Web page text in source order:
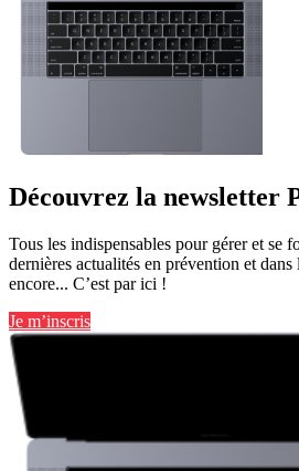
Découvrez la newsletter
Tous les indispensables pour gérer et se
dernières actualités en prévention et
encore... C’est par ici !
Je m’inscris